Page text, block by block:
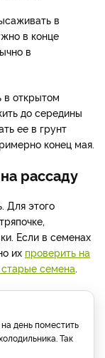
в
в конце
в
в открытом
до середины
ее в грунт
конец мая.
рассаду
Для этого
Если в семенах
их проверить на
семена.
день поместить
Так